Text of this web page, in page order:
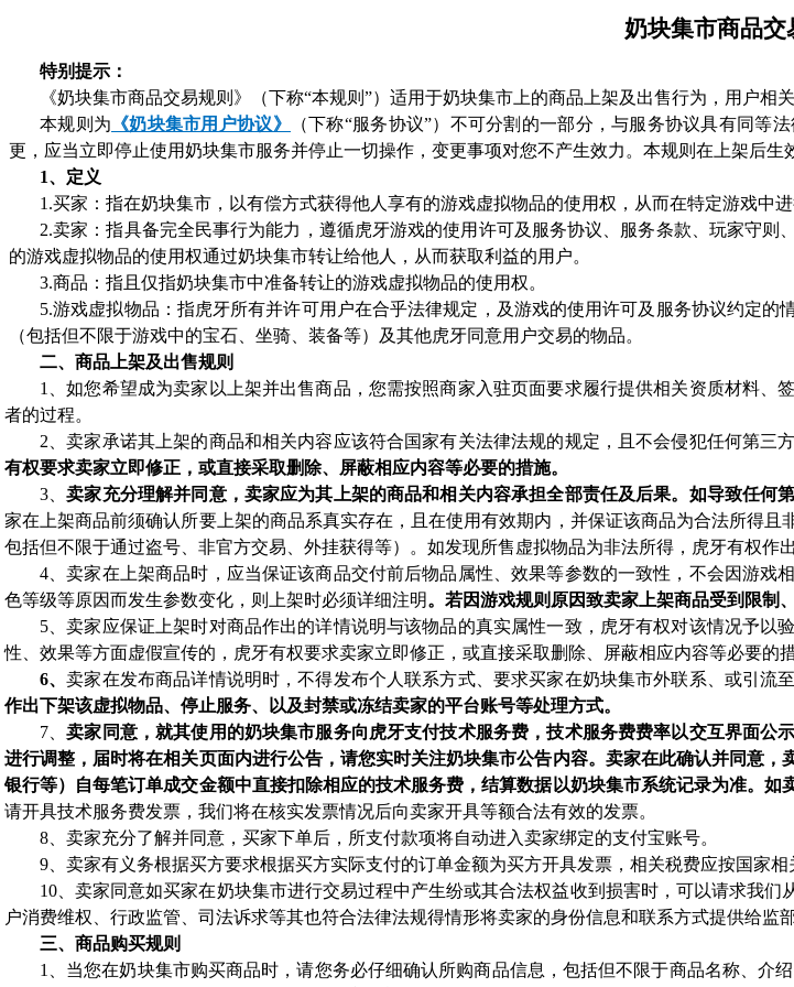
奶块集市商品交
特别提示：
《奶块集市商品交易规则》（下称“本规则”）适用于奶块集市上的商品上架及出售行为，用户相
本规则为 《奶块集市用户协议》
（下称“服务协议”）不可分割的一部分，与服务协议具有同
更，应当立即停止使用奶块集市服务并停止一切操作，变更事项对您不产生效力。本规则在上架后
1、 定义
1.买家：指在奶块集市，以有偿方式获得他人享有的游戏虚拟物品的使用权，从而在特定游戏中进
2.卖家：指具备完全民事行为能力，遵循虎牙游戏的使用许可及服务协议、服务条款、玩家守
的游戏虚拟物品的使用权通过奶块集市转让给他人，从而获取利益的用户。
3.商品：指且仅指奶块集市中准备转让的游戏虚拟物品的使用权。
5.游戏虚拟物品：指虎牙所有并许可用户在合乎法律规定，及游戏的使用许可及服务协议约定
（包括但不限于游戏中的宝石、坐骑、装备等）及其他虎牙同意用户交易的物品。
二、商品上架及出售规则
1、如您希望成为卖家以上架并出售商品，您需按照商家入驻页面要求履行提供相关资质材料
者的过程。
2、卖家承诺其上架的商品和相关内容应该符合国家有关法律法规的规定，且不会侵犯任何第三
有权要求卖家立即修正，或直接采取删除、屏蔽相应内容等必要的措施。
3、卖家充分理解并同意，卖家应为其上架的商品和相关内容承担全部责任及后果。如导致任
家在上架商品前须确认所要上架的商品系真实存在，且在使用有效期内，并保证该商品为合法所得且
包括但不限于通过盗号、非官方交易、外挂获得等）。如发现所售虚拟物品为非法所得，虎牙有权作
4、卖家在上架商品时，应当保证该商品交付前后物品属性、效果等参数的一致性，不会因游
色等级等原因而发生参数变化，则上架时必须详细注明。若因游戏规则原因致卖家上架商品受到限制
5、卖家应保证上架时对商品作出的详情说明与该物品的真实属性一致，虎牙有权对该情况予
性、效果等方面虚假宣传的，虎牙有权要求卖家立即修正，或直接采取删除、屏蔽相应内容等必要的措
6、卖家在发布商品详情说明时，不得发布个人联系方式、要求买家在奶块集市外联系、或引流
作出下架该虚拟物品、停止服务、以及封禁或冻结卖家的平台账号等处理方式。
7、卖家同意，就其使用的奶块集市服务向虎牙支付技术服务费，技术服务费费率以交互界面
进行调整，届时将在相关页面内进行公告，请您实时关注奶块集市公告内容。卖家在此确认并同意
银行等）自每笔订单成交金额中直接扣除相应的技术服务费，结算数据以奶块集市系统记录为准。
请开具技术服务费发票，我们将在核实发票情况后向卖家开具等额合法有效的发票。
8、 卖家充分了解并同意，买家下单后，所支付款项将自动进入卖家绑定的支付宝账号。
9、 卖家有义务根据买方要求根据买方实际支付的订单金额为买方开具发票，相关税费应按国家相
10、卖家同意如买家在奶块集市进行交易过程中产生纷或其合法权益收到损害时，可以请求我
户消费维权、行政监管、司法诉求等其也符合法律法规得情形将卖家的身份信息和联系方式提供给监
三、商品购买规则
1、当您在奶块集市购买商品时，请您务必仔细确认所购商品信息，包括但不限于商品名称、介